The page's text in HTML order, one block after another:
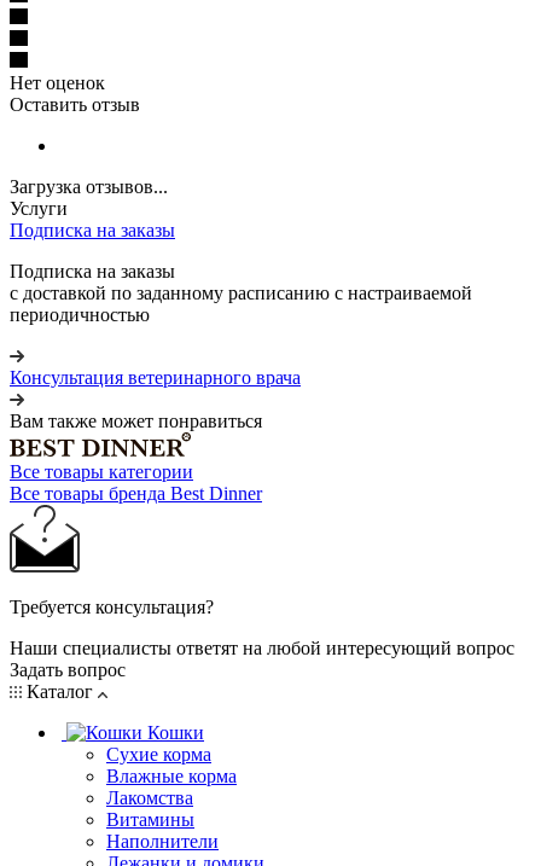
Нет оценок
Оставить отзыв
Загрузка отзывов...
Услуги
Подписка на заказы
Подписка на заказы
с доставкой по заданному расписанию с настраиваемой
периодичностью
Консультация ветеринарного врача
Вам также может понравиться
Все товары категории
Все товары бренда Best Dinner
Требуется консультация?
Наши специалисты ответят на любой интересующий вопрос
Задать вопрос
Каталог
Кошки
Сухие корма
Влажные корма
Лакомства
Витамины
Наполнители